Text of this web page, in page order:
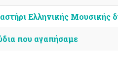
Ελληνικής Μουσικής
που αγαπήσαμε